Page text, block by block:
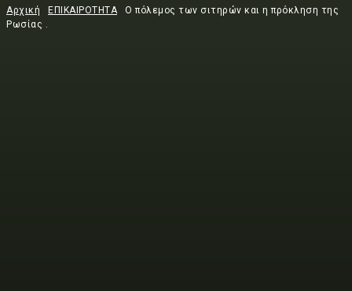
Αρχική ΕΠΙΚΑΙΡΟΤΗΤΑ
Ο πόλεμος των σιτηρών και η πρόκληση της
Ρωσίας .